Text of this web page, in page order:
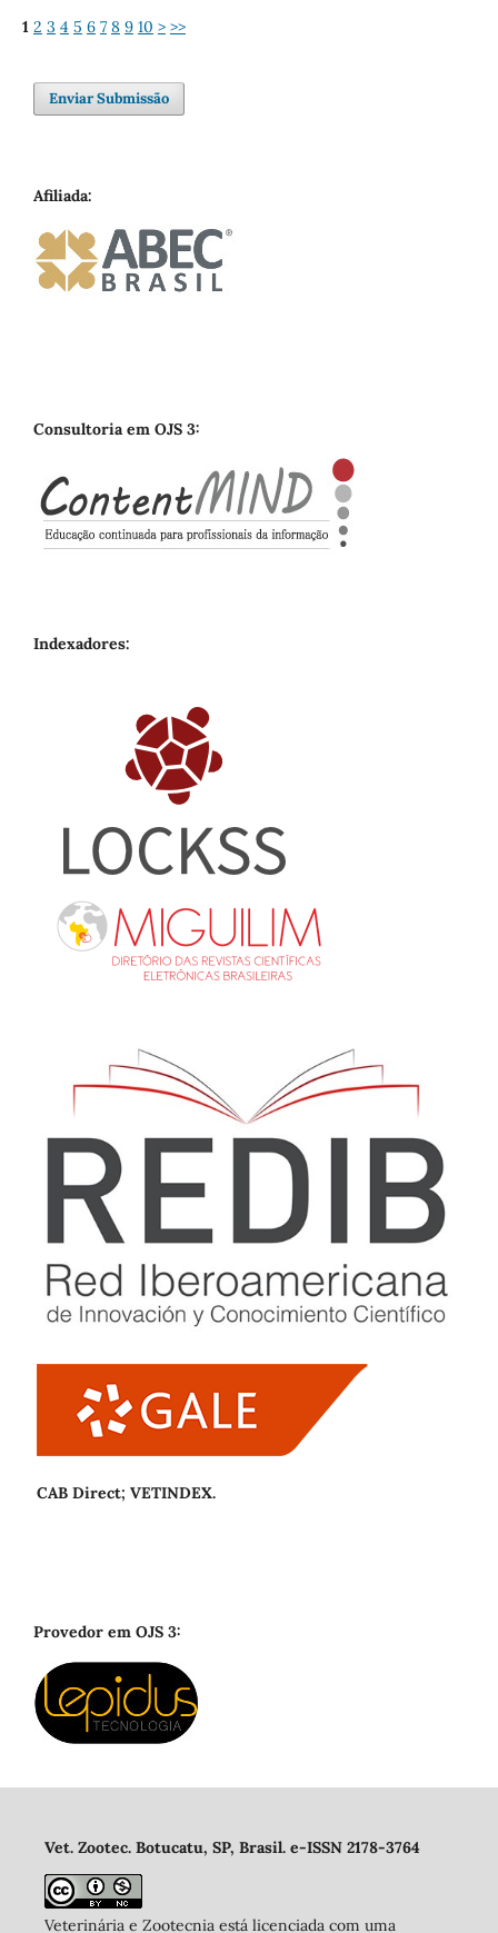
1 2 3 4 5 6 7 8 9 10 > >>
Enviar Submissão
Afiliada:
Consultoria em OJS 3:
Indexadores:
CAB Direct; VETINDEX.
Provedor em OJS 3:
Vet. Zootec. Botucatu, SP, Brasil. e-ISSN 2178-3764
Veterinária e Zootecnia está licenciada com uma